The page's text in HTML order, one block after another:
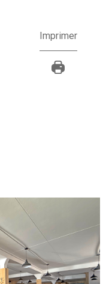
Imprimer